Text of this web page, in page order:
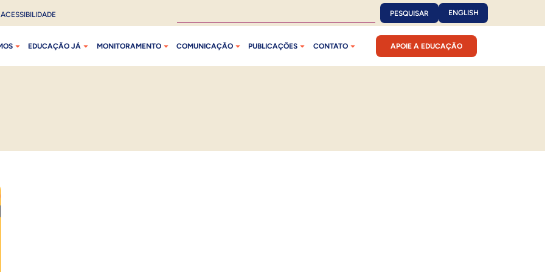
ACESSIBILIDADE PESQUISAR ENGLISH
EDUCAÇÃO JÁ MONITORAMENTO COMUNICAÇÃO PUBLICAÇÕES CONTATO APOIE A EDUCAÇÃO